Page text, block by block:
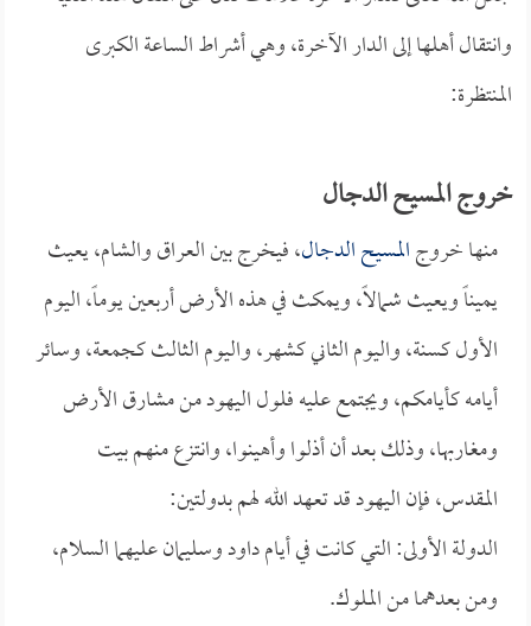
وانتقال أهلها إلى الدار الآخرة، وهي أشراط الساعة الكبرى
المنتظرة:
خروج المسيح الدجال
منها خروجالمسيح الدجال، فيخرج بين العراق والشام، يعيث
يميناً ويعيث شمالاً، ويمكث في هذه الأرض أربعين يوماً، اليوم
الأول كسنة، واليوم الثاني كشهر، واليوم الثالث كجمعة، وسائر
أيامه كأيامكم، ويجتمع عليه فلول اليهود من مشارق الأرض
ومغاربها، وذلك بعد أن أذلوا وأهينوا، وانتزع منهم بيت
المقدس، فإن اليهود قد تعهد الله لهم بدولتين:
الدولة الأولى: التي كانت في أيام داود وسليمان عليهما السلام،
ومن بعدهما من الملوك.